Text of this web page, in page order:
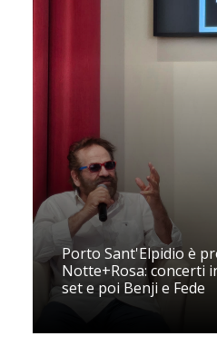
Porto Sant'Elpidio è
Notte+Rosa: concerti
set e poi Benji e Fede